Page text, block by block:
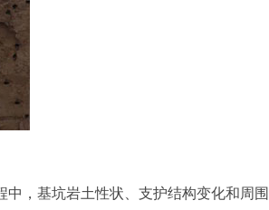
，基坑岩土性状、支护结构变化和周